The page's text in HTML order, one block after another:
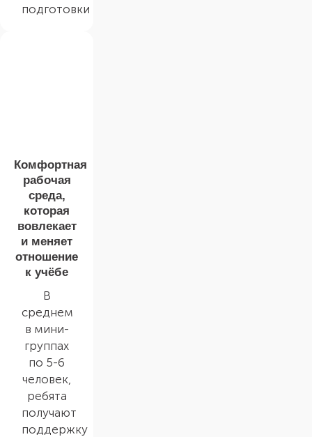
подготовки
Комфортная
рабочая
среда,
которая
вовлекает
и меняет
отношение
к учёбе
В
среднем
в мини-
группах
по 5-6
человек,
ребята
получают
поддержку